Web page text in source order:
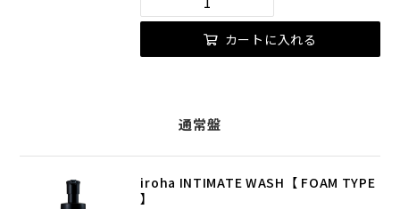
カートに入れる
通常盤
iroha INTIMATE WASH【 FOAM TYPE
】